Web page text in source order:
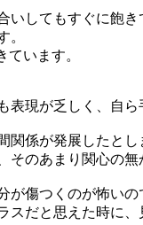
してもすぐに飽き
。
います。
現が乏しく、自ら
係が発展したと
のあまり関心の
傷つくのが怖いの
だと思えた時に